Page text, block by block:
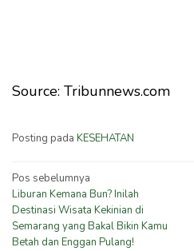
Source: Tribunnews.com
Posting pada KESEHATAN
Navigasi
pos
Pos sebelumnya
Liburan Kemana Bun? Inilah
Destinasi Wisata Kekinian di
Semarang yang Bakal Bikin Kamu
Betah dan Enggan Pulang!